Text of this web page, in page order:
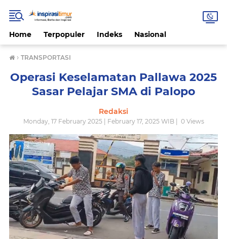
Home Terpopuler Indeks Nasional
› TRANSPORTASI
Operasi Keselamatan Pallawa 2025
Sasar Pelajar SMA di Palopo
Redaksi
Monday, 17 February 2025 | February 17, 2025 WIB | 0Views